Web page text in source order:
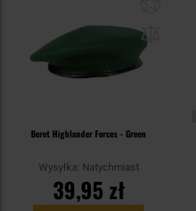
Beret Highlander Forces - Green
Wysyłka: Natychmiast
39,95 zł